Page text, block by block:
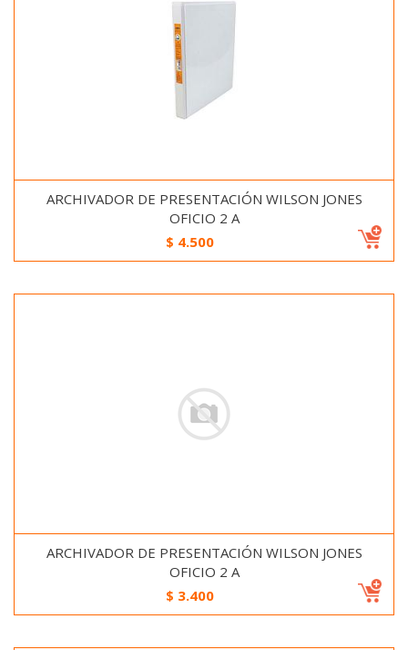
ARCHIVADOR DE PRESENTACIÓN WILSON JONES
OFICIO 2 A
$ 4.500
ARCHIVADOR DE PRESENTACIÓN WILSON JONES
OFICIO 2 A
$ 3.400